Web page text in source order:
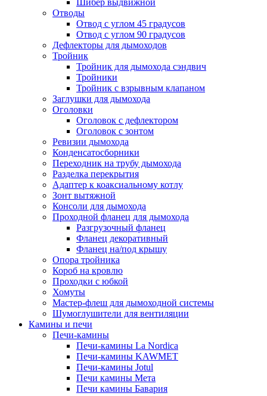
Шибер выдвижной
Отводы
Отвод с углом 45 градусов
Отвод с углом 90 градусов
Дефлекторы для дымоходов
Тройник
Тройник для дымохода сэндвич
Тройники
Тройник с взрывным клапаном
Заглушки для дымохода
Оголовки
Оголовок с дефлектором
Оголовок с зонтом
Ревизии дымохода
Конденсатосборники
Переходник на трубу дымохода
Разделка перекрытия
Адаптер к коаксиальному котлу
Зонт вытяжной
Консоли для дымохода
Проходной фланец для дымохода
Разгрузочный фланец
Фланец декоративный
Фланец на/под крышу
Опора тройника
Короб на кровлю
Проходки с юбкой
Хомуты
Мастер-флеш для дымоходной системы
Шумоглушители для вентиляции
Камины и печи
Печи-камины
Печи-камины La Nordica
Печи-камины KAWMET
Печи-камины Jotul
Печи камины Мета
Печи камины Бавария